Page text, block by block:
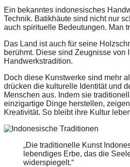
Ein bekanntes indonesisches
Technik. Batikhäute sind nicht nur
auch spirituelle Bedeutungen. Man
Das Land ist auch für seine
berühmt. Diese sind Zeugnisse von
Handwerkstradition.
Doch diese Kunstwerke sind mehr
drücken die kulturelle Identität und
Menschen aus. Indem sie
einzigartige Dinge herstellen,
Kreativität. So bleibt ihre Kultur
„Die traditionelle Kunst
lebendiges Erbe, das die
widerspiegelt.“